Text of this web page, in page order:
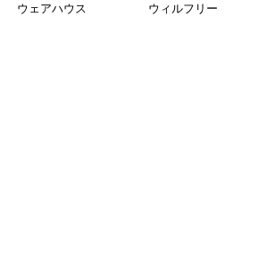
ウェアハウス ウィルフリー